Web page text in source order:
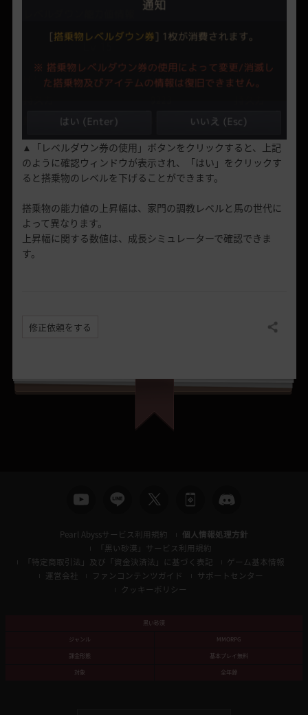
▲「レベルダウン券の使用」ボタンをクリックすると、上記
のように確認ウィンドウが表示され、「はい」をクリックす
ると搭乗物のレベルを下げることができます。
搭乗物の能力値の上昇幅は、家門の調教レベルと馬の世代に
よって異なります。
上昇幅に関する数値は、成長シミュレーターで確認できま
す。
修正依頼をする 共有する
Pearl Abyssサービス利用規約
個人情報処理方針
「黒い砂漠」サービス利用規約
「特定商取引法」及び「資金決済法」に基づく表記
ゲーム基本情報
運営会社
ファンコンテンツガイド
サポートセンター
クッキーポリシー
黒い砂漠
ジャンル
MMORPG
課金形態
基本プレイ無料
対象
全年齢